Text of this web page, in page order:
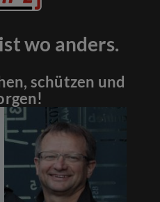
wo anders.
schützen und